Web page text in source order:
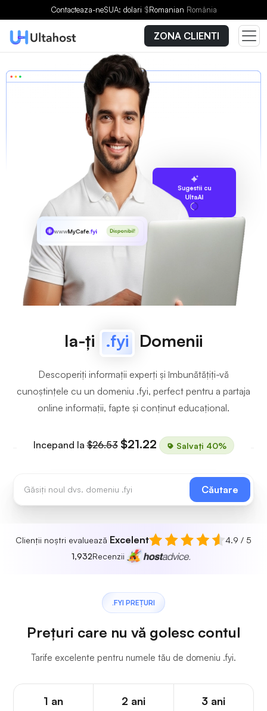
Contacteaza-neSUA: dolari $Romanian România
ZONA CLIENTI
Sugestii cu
UltaAI
wwwMyCafe.fyi Disponibil!
Ia-ți .fyi Domenii
Descoperiți informații experți și îmbunătățiți-vă
cunoștințele cu un domeniu .fyi, perfect pentru a partaja
online informații, fapte și conținut educațional.
Incepand la$26.53 $21.22 Salvați 40%
Căutare
Clienții noștri evaluează Excelent
4.9 / 5
1,932Recenzii
.FYI PREȚURI
Prețuri care nu vă golesc contul
Tarife excelente pentru numele tău de domeniu .fyi.
1 an 2 ani 3 ani